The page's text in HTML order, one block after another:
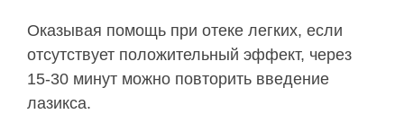
Оказывая помощь при отеке легких, если
отсутствует положительный эффект, через
15-30 минут можно повторить введение
лазикса.